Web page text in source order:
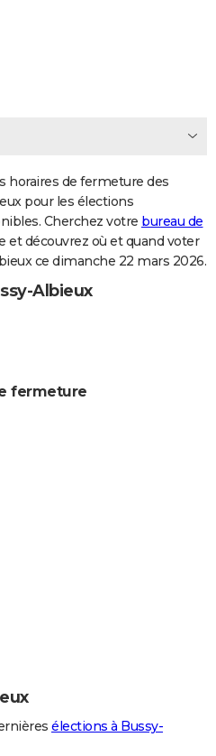
horaires de fermeture des
pour les élections
Cherchez votre bureau de
et découvrez où et quand voter
ce dimanche 22 mars 2026.
Albieux
fermeture
élections à Bussy-